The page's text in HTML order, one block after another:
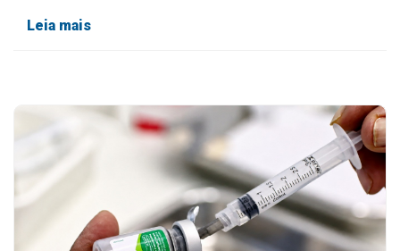
Leia mais